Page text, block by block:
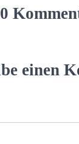
0
einen